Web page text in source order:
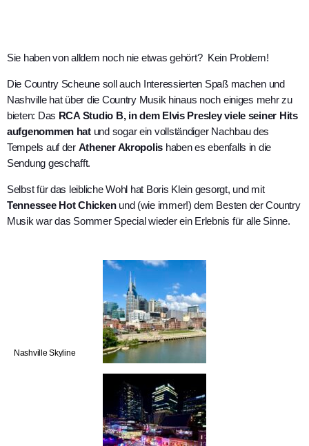
Sie haben von alldem noch nie etwas gehört? Kein Problem!
Die Country Scheune soll auch Interessierten Spaß machen und
Nashville hat über die Country Musik hinaus noch einiges mehr zu
bieten: Das RCA Studio B, in dem Elvis Presley viele seiner Hits
aufgenommen hatund sogar ein vollständiger Nachbau des
Tempels auf der Athener Akropolis haben es ebenfalls in die
Sendung geschafft.
Selbst für das leibliche Wohl hat Boris Klein gesorgt, und mit
Tennessee Hot Chicken und (wie immer!) dem Besten der Country
Musik war das Sommer Special wieder ein Erlebnis für alle Sinne.
Nashville Skyline